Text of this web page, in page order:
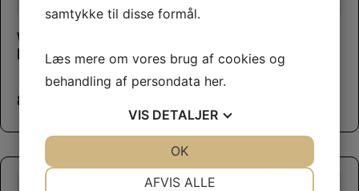
Whimzees Hedgehog
L
85,00
eBowl
samtykke til disse formål.
Læs mere om vores brug af cookies og
behandling af persondata her.
VIS DETALJER
AFVIS ALLE
OK